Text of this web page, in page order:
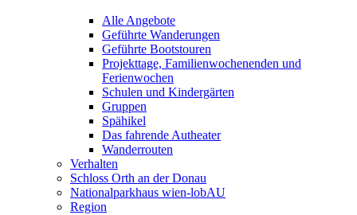
Alle Angebote
Geführte Wanderungen
Geführte Bootstouren
Projekttage, Familienwochenenden und
Ferienwochen
Schulen und Kindergärten
Gruppen
Spähikel
Das fahrende Autheater
Wanderrouten
Verhalten
Schloss Orth an der Donau
Nationalparkhaus wien-lobAU
Region